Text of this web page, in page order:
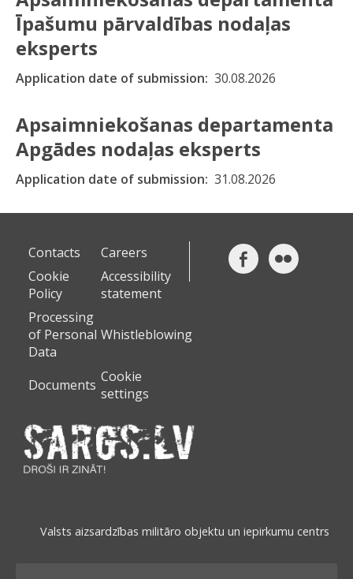
Īpašumu pārvaldības nodaļas
eksperts
Application date of submission 30.08.2026
Apsaimniekošanas departamenta
Apgādes nodaļas eksperts
Application date of submission 31.08.2026
Contacts
Careers
Cookie
Policy
Accessibility
statement
Processing
of Personal
Data
Whistleblowing
Documents Cookie
settings
Valsts aizsardzības militāro objektu un iepirkumu centrs